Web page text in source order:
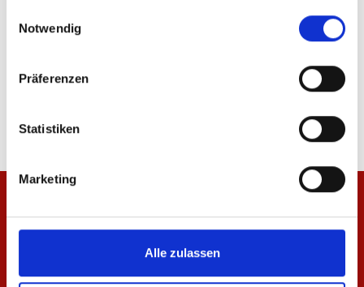
Notwendig
Präferenzen
Statistiken
Marketing
Alle zulassen
Hose Wardrobe Pro